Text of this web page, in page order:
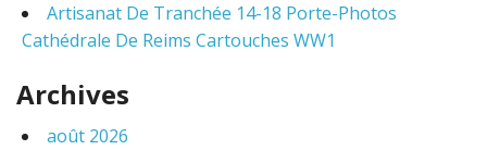
Artisanat De Tranchée 14-18 Porte-Photos
Cathédrale De Reims Cartouches WW1
Archives
août 2026